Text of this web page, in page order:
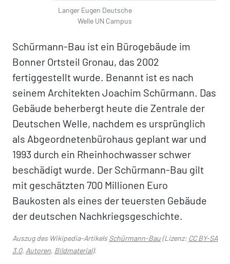
Langer Eugen Deutsche
Welle UN Campus
Schürmann-Bau ist ein Bürogebäude im
Bonner Ortsteil Gronau, das 2002
fertiggestellt wurde. Benannt ist es nach
seinem Architekten Joachim Schürmann. Das
Gebäude beherbergt heute die Zentrale der
Deutschen Welle, nachdem es ursprünglich
als Abgeordnetenbürohaus geplant war und
1993 durch ein Rheinhochwasser schwer
beschädigt wurde. Der Schürmann-Bau gilt
mit geschätzten 700 Millionen Euro
Baukosten als eines der teuersten Gebäude
der deutschen Nachkriegsgeschichte.
Auszug des Wikipedia-ArtikelsSchürmann-Bau(Lizenz: CC BY-SA
3.0, Autoren, Bildmaterial).